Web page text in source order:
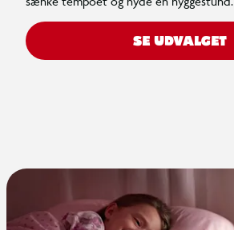
SE UDVALGET